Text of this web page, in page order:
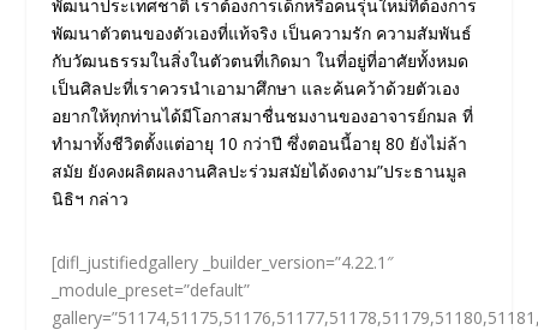
พัฒนาประเทศชาติ เราต้องการเด็กหรือคนรุ่นใหม่ที่ต้องการ
พัฒนาตัวตนของตัวเองที่แท้จริง เป็นความรัก ความสัมพันธ์
กับวัฒนธรรมในสิ่งในตัวตนที่เกิดมา ในที่อยู่ที่อาศัยทั้งหมด
เป็นศิลปะที่เราควรนําเอามาศึกษา และค้นคว้าด้วยตัวเอง
อยากให้ทุกท่านได้มีโอกาสมาชื่นชมงานของอาจารย์กมล ที่
ทํามาทั้งชีวิตตั้งแต่อายุ 10 กว่าปี ซึ่งตอนนี้อายุ 80 ยังไม่ล้า
สมัย ยังคงผลิตผลงานศิลปะร่วมสมัยได้งดงาม”ประธานมูล
นิธิฯ กล่าว
[difl_justifiedgallery _builder_version=”4.22.1″
_module_preset=”default”